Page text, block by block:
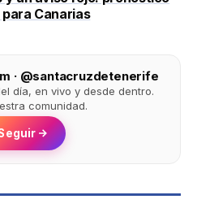
para Canarias
· @santacruzdetenerife
día, en vivo y desde dentro.
comunidad.